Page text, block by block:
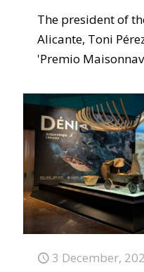
The president of
Alicante, Toni
'Premio
3 December,